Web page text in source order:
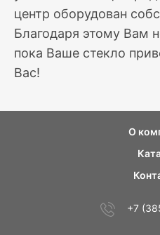
центр оборудован
Благодаря этому Вам
пока Ваше стекло
Вас!
О
+7